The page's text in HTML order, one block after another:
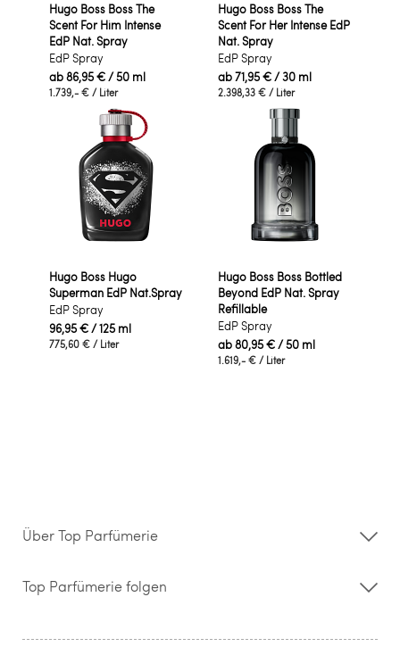
Hugo Boss Boss The
Scent For Him Intense
EdP Nat. Spray
EdP Spray
ab86,95 €/ 50 ml
1.739,- € / Liter
Hugo Boss Boss The
Scent For Her Intense EdP
Nat. Spray
EdP Spray
ab71,95 €/ 30 ml
2.398,33 € / Liter
Hugo Boss Hugo
Superman EdP Nat.Spray
EdP Spray
96,95 €/ 125 ml
775,60 € / Liter
Hugo Boss Boss Bottled
Beyond EdP Nat. Spray
Refillable
EdP Spray
ab80,95 €/ 50 ml
1.619,- € / Liter
Über Top Parfümerie
Storefinder
Kontakt
Top Parfümerie folgen